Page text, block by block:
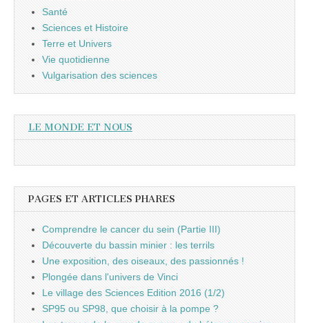
Santé
Sciences et Histoire
Terre et Univers
Vie quotidienne
Vulgarisation des sciences
LE MONDE ET NOUS
PAGES ET ARTICLES PHARES
Comprendre le cancer du sein (Partie III)
Découverte du bassin minier : les terrils
Une exposition, des oiseaux, des passionnés !
Plongée dans l'univers de Vinci
Le village des Sciences Edition 2016 (1/2)
SP95 ou SP98, que choisir à la pompe ?